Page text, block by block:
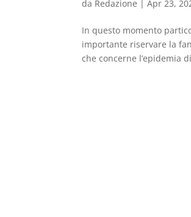
da Redazione |Apr 23,
In questo momento
importante riservare la
che concerne l’epidemia